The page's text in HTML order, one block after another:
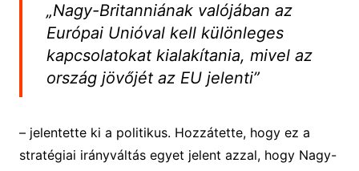
„Nagy-Britanniának valójában az
Európai Unióval kell különleges
kapcsolatokat kialakítania, mivel az
ország jövőjét az EU jelenti”
– jelentette ki a politikus. Hozzátette, hogy ez a
stratégiai irányváltás egyet jelent azzal, hogy Nagy-